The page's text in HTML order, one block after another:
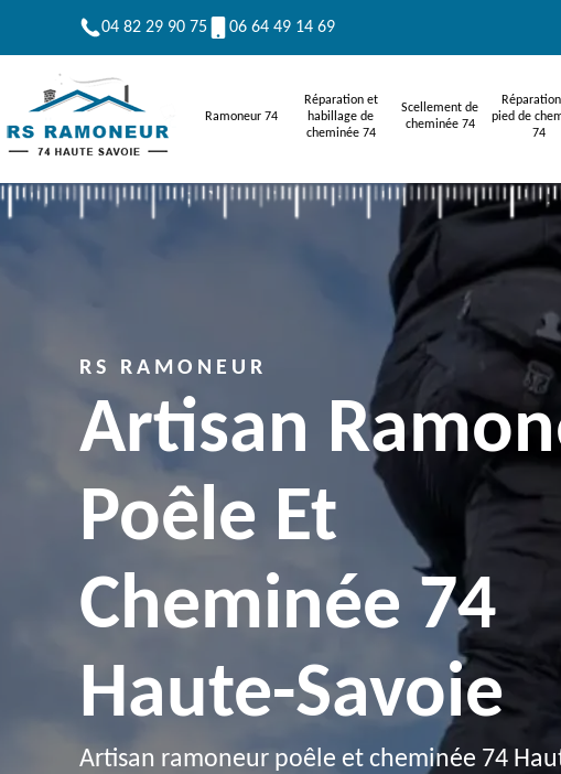
04 82 29 90 75 06 64 49 14 69
Ramoneur 74
Réparation et
habillage de
cheminée 74
Scellement de
cheminée 74
pied de
74
RS RAMONEUR
Artisan
Poêle Et
Cheminée 74
Haute-Savoie
Artisan ramoneur poêle et cheminée 74